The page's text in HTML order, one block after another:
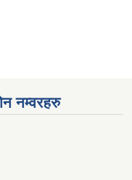
नम्वरहरु